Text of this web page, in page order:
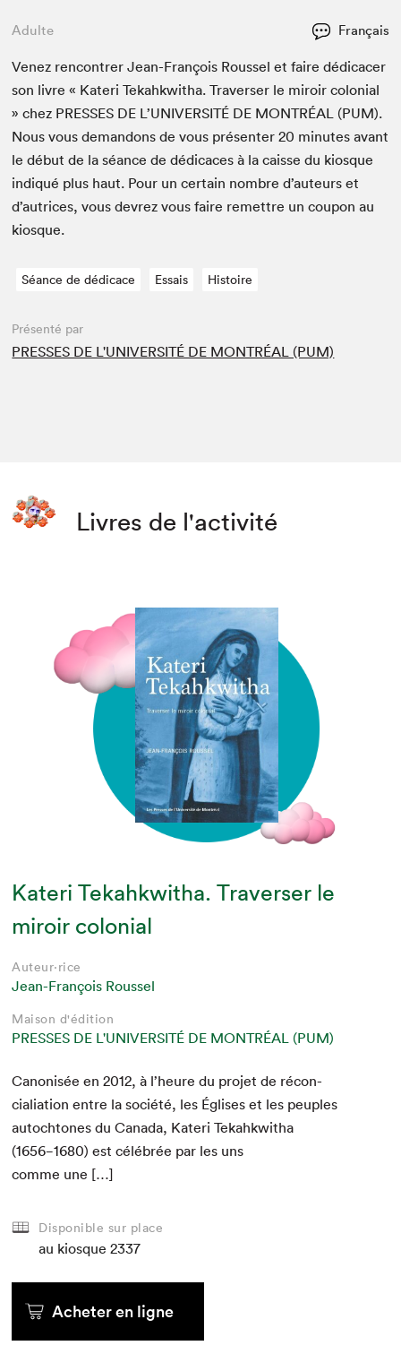
Adulte Français
Venez ren­con­tr­er Jean-François Rous­sel et faire dédi­cac­er
son livre « Kateri Tekahk­witha. Tra­vers­er le miroir colo­nial
» chez PRESS­ES DE L’U­NI­VER­SITÉ DE MON­TRÉAL (PUM).
Nous vous deman­dons de vous présen­ter20 min­utes avant
le début de la séance de dédi­caces à la caisse du kiosque
indiqué plus haut. Pour un cer­tain nom­bre d’auteurs et
d’autrices, vous devrez vous faire remet­tre un coupon au
kiosque.
Séance de dédicace Essais Histoire
Présenté par
PRESSES DE L'UNIVERSITÉ DE MONTRÉAL (PUM)
Livres de l'activité
Kateri Tekahkwitha. Traverser le
miroir colonial
Auteur·rice
Jean-François Roussel
Maison d'édition
PRESSES DE L'UNIVERSITÉ DE MONTRÉAL (PUM)
Canon­isée en2012, à l’heure du pro­jet de récon­
ciali­a­tion entre la société, les Églis­es et les peu­ples
autochtones du Cana­da, Kateri Tekahk­witha
(1656−1680) est célébrée par les uns
comme une […]
Disponible sur place
au kiosque 2337
Acheter en ligne